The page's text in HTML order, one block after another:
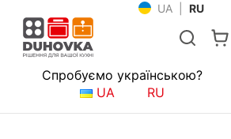
UA RU
вытяжки
вытяжек
Falmec KACL.961
Спробуємо українською?
UA
RU